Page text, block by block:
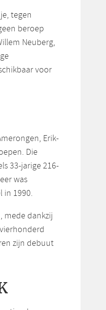
tegen
beroep
Neuberg,
voor
Erik-
Die
33-jarige 216-
was
in 1990.
mede dankzij
zijn debuut